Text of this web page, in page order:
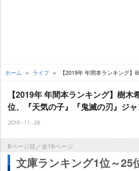
ホーム ライフ 【2019年 年間本ランキング
【2019年 年間本ランキング】樹木
位、『天気の子』『鬼滅の刃』ジ
2019-11-28
8ページ目／全16ページ
文庫ランキング1位～25